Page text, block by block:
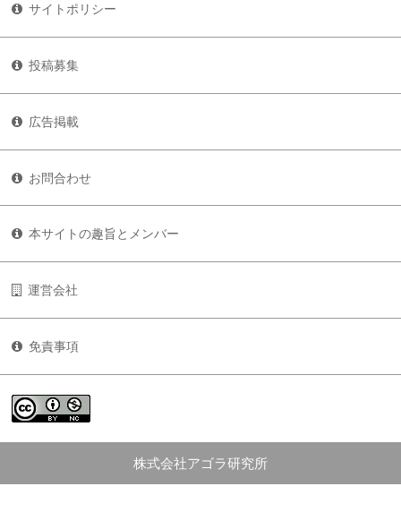
サイトポリシー
投稿募集
広告掲載
お問合わせ
本サイトの趣旨とメンバー
運営会社
免責事項
株式会社アゴラ研究所